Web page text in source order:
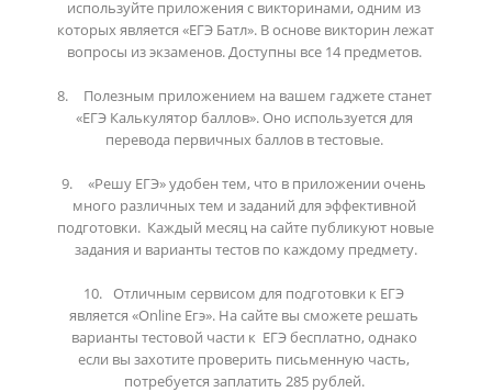
используйте приложения с викторинами, одним из
которых является «ЕГЭ Батл». В основе викторин лежат
вопросы из экзаменов. Доступны все 14 предметов.
8.	Полезным приложением на вашем гаджете станет
«ЕГЭ Калькулятор баллов». Оно используется для
перевода первичных баллов в тестовые.
9.	«Решу ЕГЭ» удобен тем, что в приложении очень
много различных тем и заданий для эффективной
подготовки.  Каждый месяц на сайте публикуют новые
задания и варианты тестов по каждому предмету.
10.	 Отличным сервисом для подготовки к ЕГЭ
является «Online Егэ». На сайте вы сможете решать
варианты тестовой части к  ЕГЭ бесплатно, однако
если вы захотите проверить письменную часть,
потребуется заплатить 285 рублей.